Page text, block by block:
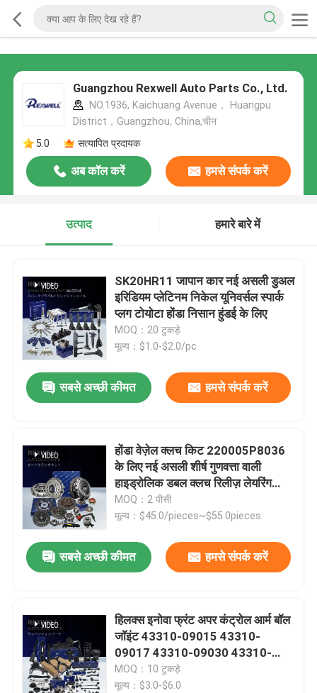
Guangzhou Rexwell Auto Parts Co., Ltd.
NO.1936, Kaichuang Avenue， Huangpu
District，Guangzhou, China,चीन
5.0
सत्यापित प्रदायक
अब कॉल करें हमसे संपर्क करें
उत्पाद हमारे बारे में
SK20HR11 जापान कार नई असली डुअल
इरिडियम प्लेटिनम निकेल यूनिवर्सल स्पार्क
प्लग टोयोटा होंडा निसान हुंडई के लिए
MOQ：20 टुकड़े
मूल्य：$1.0-$2.0/pc
सबसे अच्छी कीमत हमसे संपर्क करें
होंडा वेज़ेल क्लच किट 220005P8036
के लिए नई असली शीर्ष गुणवत्ता वाली
हाइड्रोलिक डबल क्लच रिलीज़ लेयरिंग
22000-5P8-016 22000-5P8-036
MOQ：2 पीसी
मूल्य：$45.0/pieces~$55.0pieces
सबसे अच्छी कीमत हमसे संपर्क करें
हिलक्स इनोवा फ्रंट अपर कंट्रोल आर्म बॉल
जॉइंट 43310-09015 43310-
09017 43310-09030 43310-
0K010 43310-0K040
MOQ：10 टुकड़े
मूल्य：$3.0-$6.0